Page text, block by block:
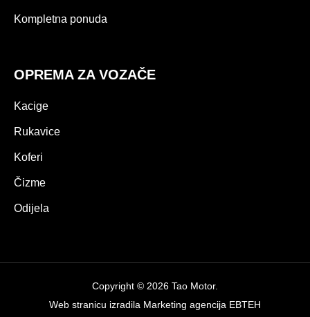
Kompletna ponuda
OPREMA ZA VOZAČE
Kacige
Rukavice
Koferi
Čizme
Odijela
Copyright © 2026 Tao Motor.
Web stranicu izradila Marketing agencija EBTEH